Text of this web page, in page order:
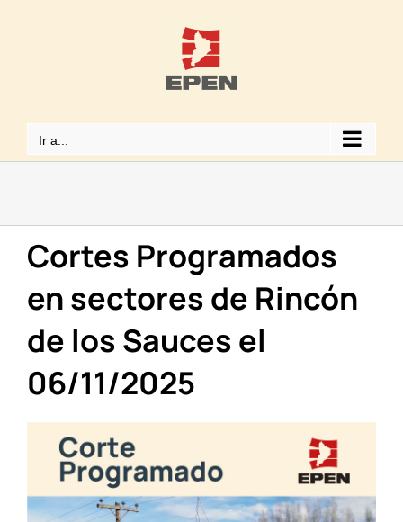
Ir a...
Cortes Programados
en sectores de Rincón
de los Sauces el
06/11/2025